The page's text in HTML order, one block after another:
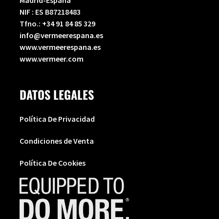
NIF : ES B87218483
Tfno.: +34 91 84 85 329
info@vermeerespana.es
www.vermeerespana.es
www.vermeer.com
DATOS LEGALES
Política De Privacidad
Condiciones de Venta
Política De Cookies